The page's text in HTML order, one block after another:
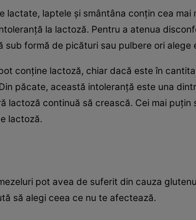
lactate, laptele și smântâna conțin cea
la lactoză. Pentru a atenua
sub formă de picături sau pulbere ori alege
conține lactoză, chiar dacă este în
păcate, această intoleranță este una
lactoză continuă să crească. Cei mai
lactoză.
pot avea de suferit din cauza
să alegi ceea ce nu te afectează.